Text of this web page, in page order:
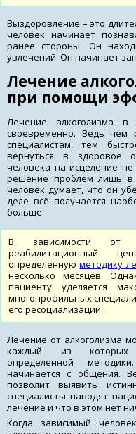
Выздоровление – это
человек начинает
ранее стороны. Он
увлечений. Он начинает
Лечение
при помощи
Лечение алкоголизма в
своевременно. Ведь
специалистам, тем
вернуться в здоровое
человека на исцеление
решение проблем лишь в
человек думает, что он
деле всё получается
больше.
В зависимости от
реабилитационный
определеннуюметодику
несколько месяцев.
пациенту уделяется
многопрофильных
его ресоциализации.
Лечение от алкоголизма
каждый из которых
определенной
начинается с общения.
позволит выявить
специалисты наводят
лечение и что в этом нет
Когда зависимый